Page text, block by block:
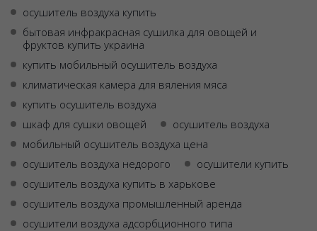
осушитель воздуха купить
бытовая инфракрасная сушилка для овощей и
фруктов купить украина
купить мобильный осушитель воздуха
климатическая камера для вяления мяса
купить осушитель воздуха
шкаф для сушки овощей
осушитель воздуха
мобильный осушитель воздуха цена
осушитель воздуха недорого
осушители купить
осушитель воздуха купить в харькове
осушитель воздуха промышленный аренда
осушители воздуха адсорбционного типа